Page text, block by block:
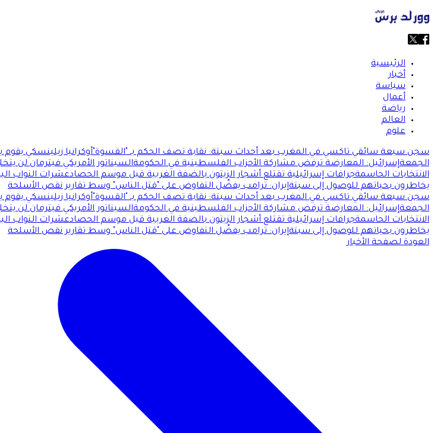
الرئيسية
أخبار
سياسة
أعمال
رياضة
العالم
علوم
سجن سبعة سائقي تاكسي في المغرب بعد أحداث سبتة: نقابة تصف الحكم بـ "القسوة"أوكرانيا زيلينسكي
الجمعةإسرائيل: المعارضة ترفض مشاركة الأحزاب الفلسطينية في الحكومةالسيناتور الأمريكي فيترمان لن
الانتخابات الحاسمةجرافات إسرائيلية تقتلع أشجار الزيتون بالضفة الغربية قبل موسم الحصادعشرات النواب
يخاطرون بحياتهم للوصول إلى سبتةإيران: ترامب يفضّل التفاوض على "قتل الناس" وسط تقارير نقص الأسلحة
سجن سبعة سائقي تاكسي في المغرب بعد أحداث سبتة: نقابة تصف الحكم بـ "القسوة"أوكرانيا زيلينسكي
الجمعةإسرائيل: المعارضة ترفض مشاركة الأحزاب الفلسطينية في الحكومةالسيناتور الأمريكي فيترمان لن
الانتخابات الحاسمةجرافات إسرائيلية تقتلع أشجار الزيتون بالضفة الغربية قبل موسم الحصادعشرات النواب
يخاطرون بحياتهم للوصول إلى سبتةإيران: ترامب يفضّل التفاوض على "قتل الناس" وسط تقارير نقص الأسلحة
العودة لصفحة الأخبار